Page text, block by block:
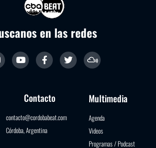
en las redes
Contacto
contacto@cordobabeat.com
Córdoba, Argentina
Multimedia
Agenda
Videos
Programas / Podcast